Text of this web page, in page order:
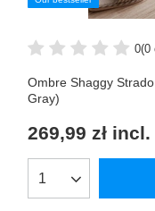
0(0
Ombre Shaggy
Gray)
269,99 zł incl.